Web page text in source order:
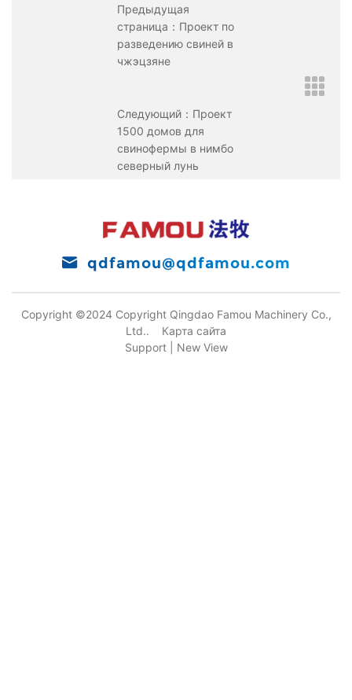
Предыдущая
страница：Проект по
разведению свиней в
чжэцзяне
Следующий：Проект
1500 домов для
свинофермы в нимбо
северный лунь
qdfamou@qdfamou.com
Copyright ©2024 Copyright Qingdao Famou Machinery Co.,
Ltd..
Карта сайта
Support | New View